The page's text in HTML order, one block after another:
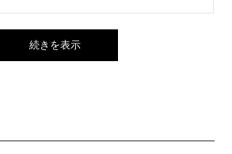
続きを表示